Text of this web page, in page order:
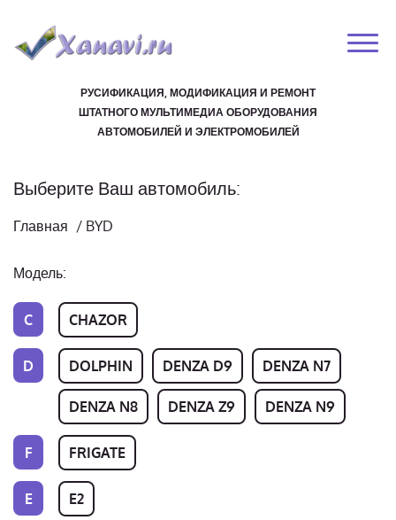
РУСИФИКАЦИЯ, МОДИФИКАЦИЯ И РЕМОНТ
ШТАТНОГО МУЛЬТИМЕДИА ОБОРУДОВАНИЯ
АВТОМОБИЛЕЙ И ЭЛЕКТРОМОБИЛЕЙ
Выберите Ваш автомобиль:
Главная / BYD
Модель:
C CHAZOR
D DOLPHIN DENZA D9 DENZA N7
DENZA N8 DENZA Z9 DENZA N9
F FRIGATE
E E2